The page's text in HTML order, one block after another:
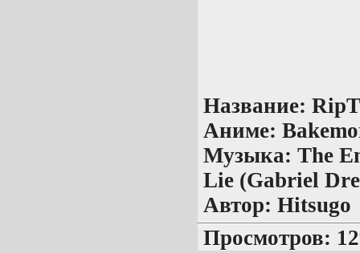
Название:
Аниме:
Музыка: The
Lie (Gabriel
Автор: Hitsugo
Просмотров: